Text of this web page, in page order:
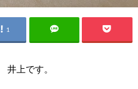
1
上です。